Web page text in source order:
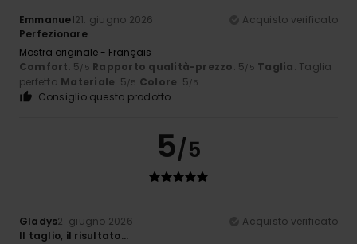
Emmanuel21. giugno 2026
Acquisto verificato
Perfezionare
Mostra originale - Français
Comfort: 5/5 Rapporto qualità-prezzo: 5/5 Taglia: Taglia
perfetta Materiale: 5/5 Colore: 5/5
Consiglio questo prodotto
5/5
Gladys2. giugno 2026
Acquisto verificato
Il taglio, il risultato...